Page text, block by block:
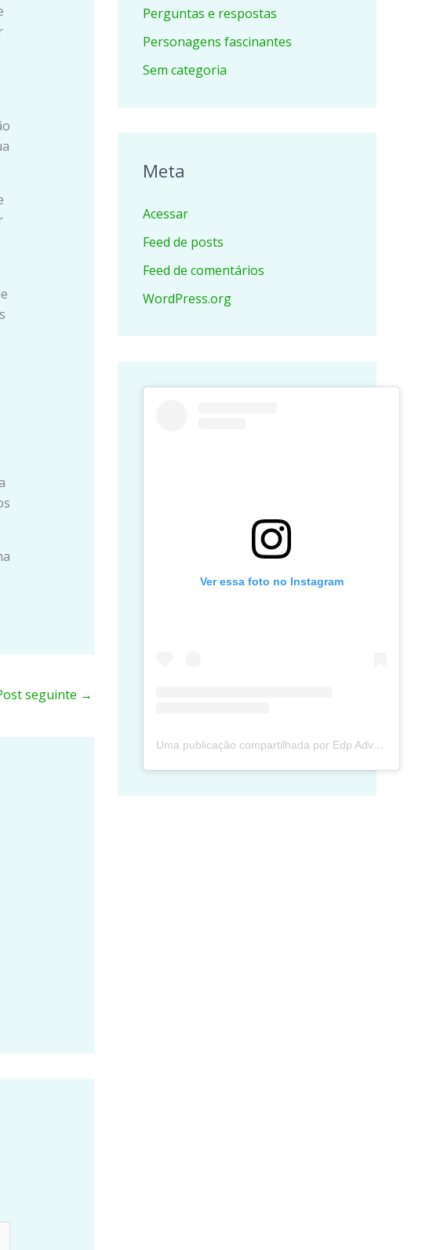
seguinte →
Perguntas e respostas
Personagens fascinantes
Sem categoria
Meta
Acessar
Feed de posts
Feed de comentários
WordPress.org
Ver essa foto no Instagram
Uma publicação compartilhada por Edp Advec Posse (@edpadvecposse)